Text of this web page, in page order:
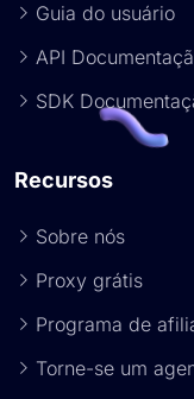
Guia do usuário
API
SDK
Recursos
Sobre nós
Proxy grátis
Programa de
Torne-se um